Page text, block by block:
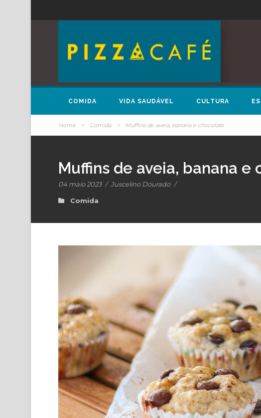
COMIDA VIDA SAUDÁVEL CULTURA
Home > Comida > Muffins de aveia, banana e chocolate
Muffins de aveia, banana e
04 maio 2023 / Juscelino Dourado /
Comida